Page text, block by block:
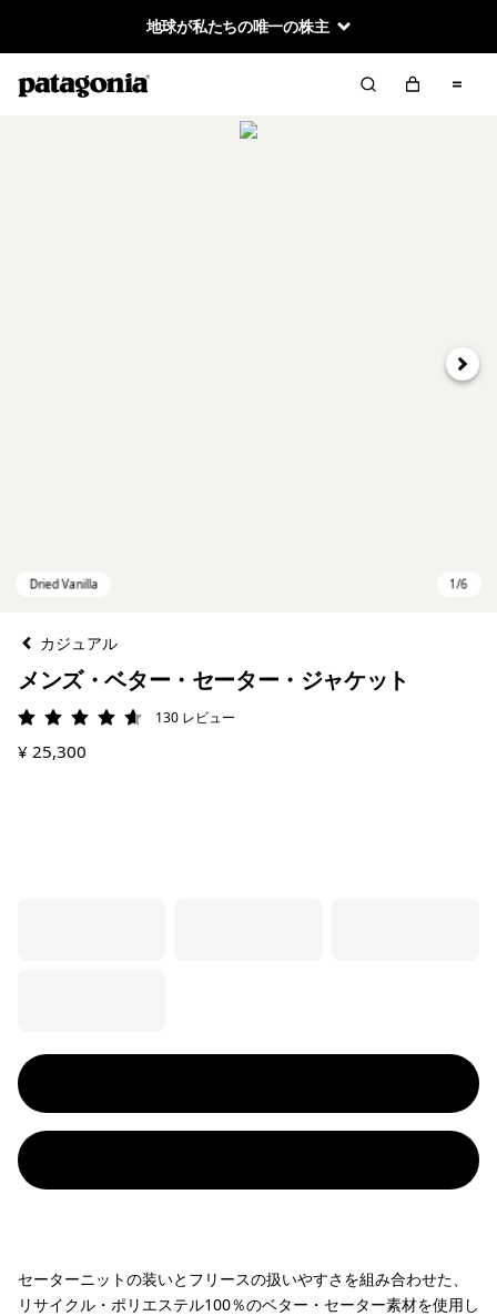
地球が私たちの唯一の株主
次へ
カジュアル
メンズ・ベター・セーター・ジャケット
評価: 4.6 / 5130 レビュー
¥ 25,300
セーターニットの装いとフリースの扱いやすさを組み合わせた、
リサイクル・ポリエステル100％のベター・セーター素材を使用し